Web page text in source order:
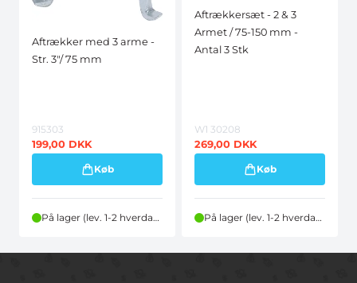
Aftrækker med 3 arme -
Str. 3"/ 75 mm
915303
199,00 DKK
Køb
På lager (lev. 1-2 hverdage)
Aftrækkersæt - 2 & 3
Armet / 75-150 mm -
Antal 3 Stk
W1 30208
269,00 DKK
Køb
På lager (lev. 1-2 hverdage)